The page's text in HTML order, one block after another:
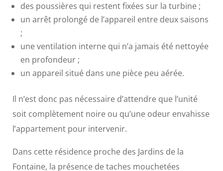
des poussières qui restent fixées sur la turbine ;
un arrêt prolongé de l’appareil entre deux saisons
;
une ventilation interne qui n’a jamais été nettoyée
en profondeur ;
un appareil situé dans une pièce peu aérée.
Il n’est donc pas nécessaire d’attendre que l’unité
soit complètement noire ou qu’une odeur envahisse
l’appartement pour intervenir.
Dans cette résidence proche des Jardins de la
Fontaine, la présence de taches mouchetées